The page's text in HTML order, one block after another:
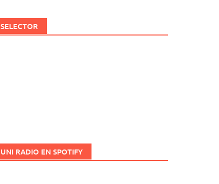
SELECTOR
UNI RADIO EN SPOTIFY